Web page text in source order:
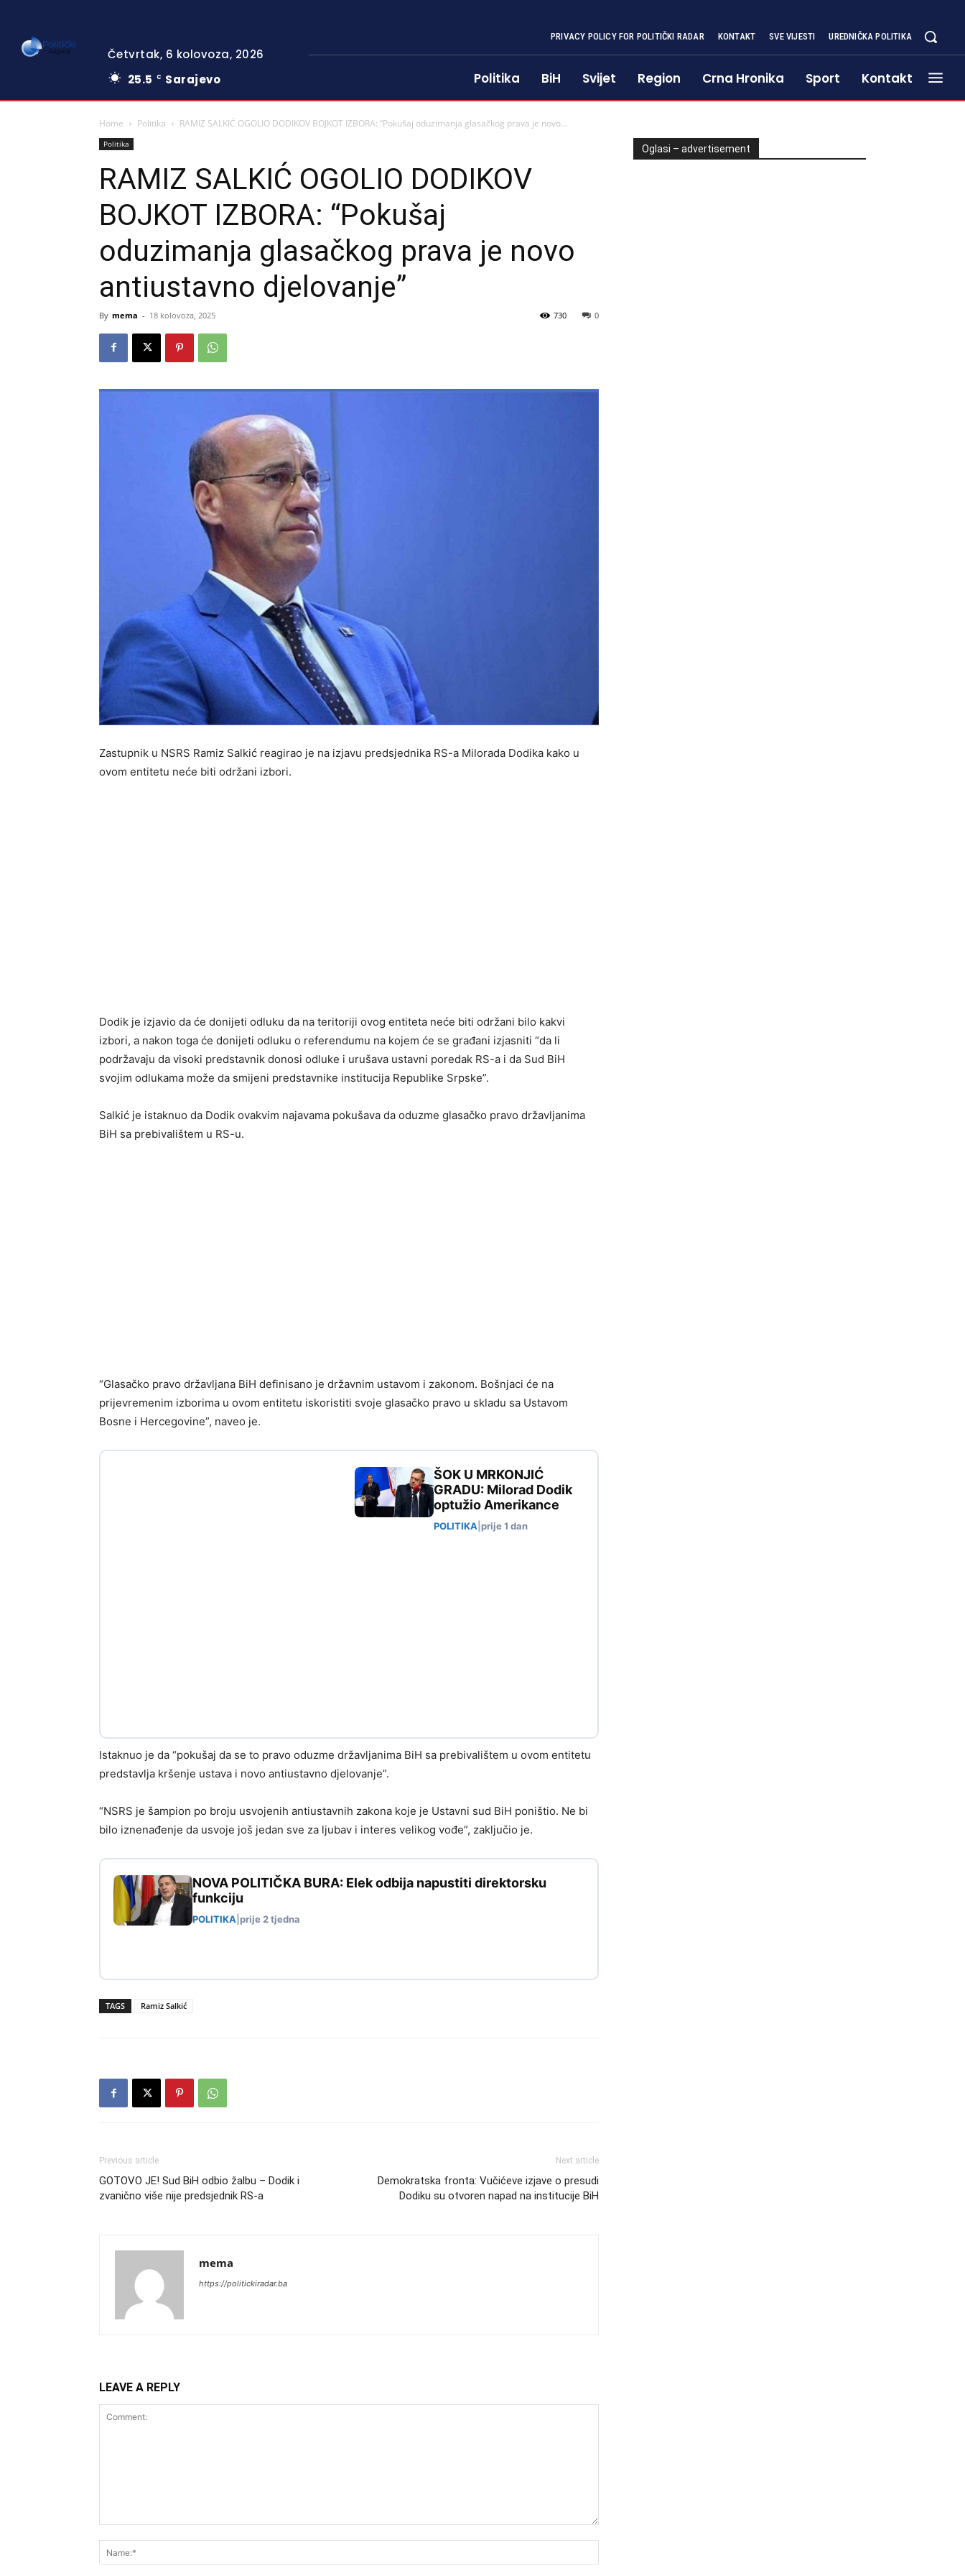
Četvrtak, 6 kolovoza, 2026
25.5
C Sarajevo
PRIVACY POLICY FOR POLITIČKI RADAR KONTAKT SVE VIJESTI UREDNIČKA POLITIKA
Politika BiH Svijet Region Crna Hronika Sport Kontakt
Home Politika RAMIZ SALKIĆ OGOLIO DODIKOV BOJKOT IZBORA: “Pokušaj oduzimanja glasačkog prava je novo...
Politika
RAMIZ SALKIĆ OGOLIO DODIKOV
BOJKOT IZBORA: “Pokušaj
oduzimanja glasačkog prava je novo
antiustavno djelovanje”
By mema - 18 kolovoza, 2025 0
730
Zastupnik u NSRS Ramiz Salkić reagirao je na izjavu predsjednika RS-a Milorada Dodika kako u
ovom entitetu neće biti održani izbori.
Dodik je izjavio da će donijeti odluku da na teritoriji ovog entiteta neće biti održani bilo kakvi
izbori, a nakon toga će donijeti odluku o referendumu na kojem će se građani izjasniti “da li
podržavaju da visoki predstavnik donosi odluke i urušava ustavni poredak RS-a i da Sud BiH
svojim odlukama može da smijeni predstavnike institucija Republike Srpske”.
Salkić je istaknuo da Dodik ovakvim najavama pokušava da oduzme glasačko pravo državljanima
BiH sa prebivalištem u RS-u.
“Glasačko pravo državljana BiH definisano je državnim ustavom i zakonom. Bošnjaci će na
prijevremenim izborima u ovom entitetu iskoristiti svoje glasačko pravo u skladu sa Ustavom
Bosne i Hercegovine”, naveo je.
ŠOK U MRKONJIĆ
GRADU: Milorad Dodik
optužio Amerikance
POLITIKA prije 1 dan
Istaknuo je da “pokušaj da se to pravo oduzme državljanima BiH sa prebivalištem u ovom entitetu
predstavlja kršenje ustava i novo antiustavno djelovanje”.
“NSRS je šampion po broju usvojenih antiustavnih zakona koje je Ustavni sud BiH poništio. Ne bi
bilo iznenađenje da usvoje još jedan sve za ljubav i interes velikog vođe”, zaključio je.
NOVA POLITIČKA BURA: Elek odbija napustiti direktorsku
funkciju
POLITIKA prije 2 tjedna
TAGS Ramiz Salkić
Previous article
GOTOVO JE! Sud BiH odbio žalbu – Dodik i
zvanično više nije predsjednik RS-a
Next article
Demokratska fronta: Vučićeve izjave o presudi
Dodiku su otvoren napad na institucije BiH
mema
https://politickiradar.ba
LEAVE A REPLY
Oglasi – advertisement